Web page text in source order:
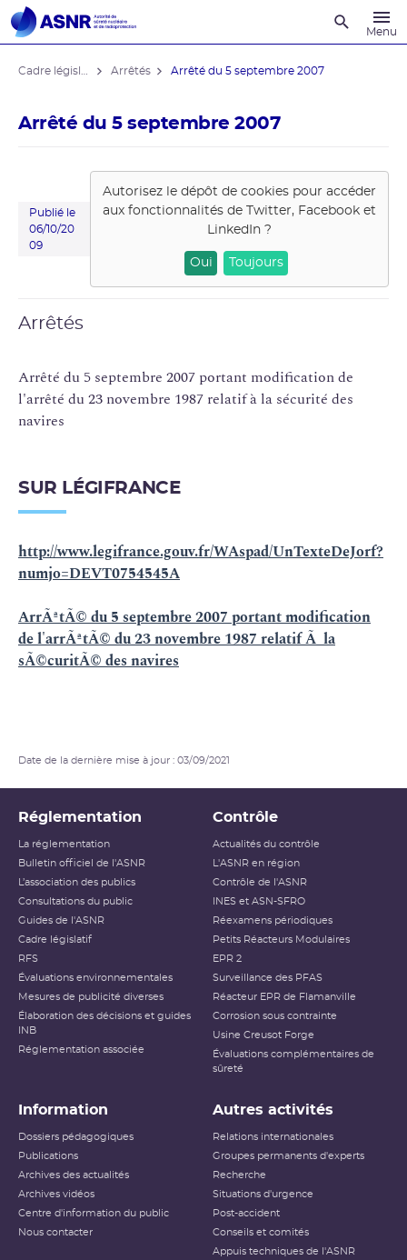
Menu
Arrêtés Arrêté du 5 septembre 2007
Arrêté du 5 septembre 2007
Publié le
06/10/20
09
Autorisez le dépôt de cookies pour accéder
aux fonctionnalités deTwitter, Facebook et
LinkedIn ?
Oui Toujours
Arrêtés
Arrêté du 5 septembre 2007 portant modification de
l'arrêté du 23 novembre 1987 relatif à la sécurité des
navires
SUR LÉGIFRANCE
http://www.legifrance.gouv.fr/WAspad/UnTexteDeJorf?
numjo=DEVT0754545A
ArrÃªtÃ© du 5 septembre 2007 portant modification
de l'arrÃªtÃ© du 23 novembre 1987 relatif Ã la
sÃ©curitÃ© des navires
Date de la dernière mise à jour : 03/09/2021
Réglementation
La réglementation
Bulletin officiel de l'ASNR
L’association des publics
Consultations du public
Guides de l'ASNR
Cadre législatif
RFS
Évaluations environnementales
Mesures de publicité diverses
Élaboration des décisions et guides
INB
Réglementation associée
Contrôle
Actualités du contrôle
L'ASNR en région
Contrôle de l'ASNR
INES et ASN-SFRO
Réexamens périodiques
Petits Réacteurs Modulaires
EPR 2
Surveillance des PFAS
Réacteur EPR de Flamanville
Corrosion sous contrainte
Usine Creusot Forge
Évaluations complémentaires de
sûreté
Information
Dossiers pédagogiques
Publications
Archives des actualités
Archives vidéos
Centre d'information du public
Nous contacter
Autres activités
Relations internationales
Groupes permanents d'experts
Recherche
Situations d'urgence
Post-accident
Conseils et comités
Appuis techniques de l'ASNR